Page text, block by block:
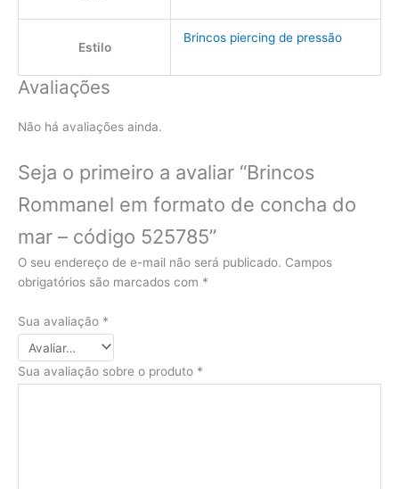
Estilo
Brincos piercing de pressão
Avaliações
Não há avaliações ainda.
Seja o primeiro a avaliar “Brincos
Rommanel em formato de concha do
mar – código 525785”
O seu endereço de e-mail não será publicado. Campos
obrigatórios são marcados com *
Sua avaliação *
Sua avaliação sobre o produto *